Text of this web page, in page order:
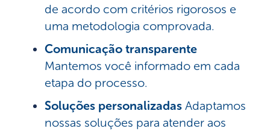
de acordo com critérios rigorosos e
uma metodologia comprovada.
Comunicação transparente
Mantemos você informado em cada
etapa do processo.
Soluções personalizadasAdaptamos
nossas soluções para atender aos